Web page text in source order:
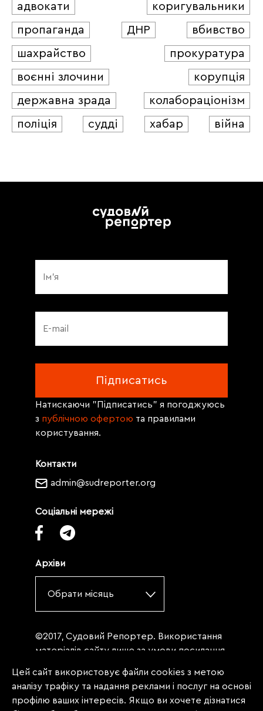
адвокати
коригувальники
пропаганда
ДНР
вбивство
шахрайство
прокуратура
воєнні злочини
корупція
державна зрада
колабораціонізм
поліція
судді хабар війна
Контакти
admin@sudreporter.org
Соціальні мережі
Архіви
Обрати місяць
Натискаючи "Підписатись" я погоджуюсь
з публічною офертою та правилами
користування.
©2017, Судовий Репортер. Використання
матеріалів сайту лише за умови посилання
«Судовий репортер» не нижче третього
абзацу. Матеріали, щодо яких міститься
заборона на повну републікацію
Цей сайт використовує файли cookies з метою
аналізу трафіку та надання реклами і послуг на основі
профілю ваших інтересів. Якщо ви хочете дізнатися